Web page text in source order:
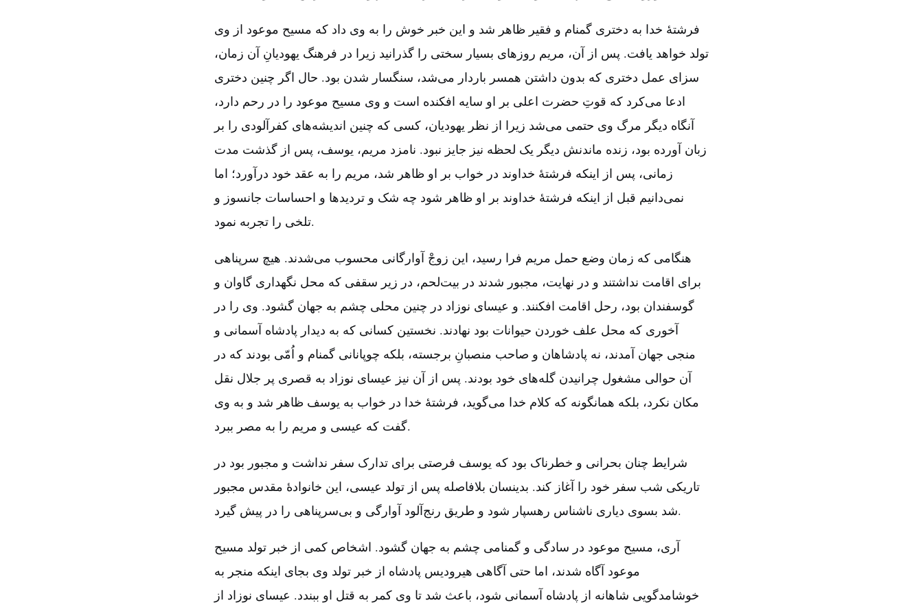
فرشتۀ خدا به دختری گمنام و فقیر ظاهر شد و این خبر خوش را به وی داد که مسیح موعود از وی
تولد خواهد یافت‌. پس از آن‌، مریم روزهای بسیار سختی را گذرانید زیرا در فرهنگ یهودیانِ آن زمان‌،
سزای عمل دختری که بدون داشتن همسر باردار می‌شد، سنگسار شدن بود. حال اگر چنین دختری
ادعا می‌کرد که قوتِ حضرت اعلی بر او سایه افکنده است و وی مسیح موعود را در رحم دارد،
آنگاه دیگر مرگ وی حتمی می‌شد زیرا از نظر یهودیان‌، کسی که چنین اندیشه‌های کفرآلودی را بر
زبان آورده بود، زنده ماندنش دیگر یک لحظه نیز جایز نبود. نامزد مریم‌، یوسف‌، پس از گذشت مدت
زمانی‌، پس از اینکه فرشتۀ خداوند در خواب بر او ظاهر شد، مریم را به عقد خود درآورد؛ اما
نمی‌دانیم قبل از اینکه فرشتۀ خداوند بر او ظاهر شود چه شک و تردیدها و احساسات جانسوز و
تلخی را تجربه نمود.
هنگامی که زمان وضع حمل مریم فرا رسید، این زوجْ آوارگانی محسوب می‌شدند. هیچ سرپناهی
برای اقامت نداشتند و در نهایت‌، مجبور شدند در بیت‌لحم‌، در زیر سقفی که محل نگهداری گاوان و
گوسفندان بود، رحل اقامت افکنند. و عیسای نوزاد در چنین محلی چشم به جهان گشود. وی را در
آخوری که محل علف خوردن حیوانات بود نهادند. نخستین کسانی که به دیدار پادشاه آسمانی و
منجی جهان آمدند، نه پادشاهان و صاحب منصبانِ برجسته‌، بلکه چوپانانی گمنام و اُمّی بودند که در
آن حوالی مشغول چرانیدن گله‌های خود بودند. پس از آن نیز عیسای نوزاد به قصری پر جلال نقل
مکان نکرد، بلکه همانگونه که کلام خدا می‌گوید، فرشتۀ خدا در خواب به یوسف ظاهر شد و به وی
گفت که عیسی و مریم را به مصر ببرد.
شرایط چنان بحرانی و خطرناک بود که یوسف فرصتی برای تدارک سفر نداشت و مجبور بود در
تاریکی شب سفر خود را آغاز کند. بدینسان بلافاصله پس از تولد عیسی‌، این خانوادۀ مقدس مجبور
شد بسوی دیاری ناشناس رهسپار شود و طریق رنج‌آلود آوارگی و بی‌سرپناهی را در پیش گیرد.
آری، مسیح موعود در سادگی و گمنامی چشم به جهان گشود. اشخاص کمی از خبر تولد مسیح
موعود آگاه شدند، اما حتی آگاهی هیرودیس پادشاه از خبر تولد وی بجای اینکه منجر به
خوشامدگویی شاهانه از پادشاه آسمانی شود، باعث شد تا وی کمر به قتل او ببندد. عیسای نوزاد از